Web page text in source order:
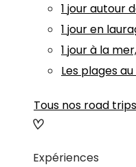
1 jour autour
1 jour en
1 jour à la
Les plages
Tous nos road trips
Expériences